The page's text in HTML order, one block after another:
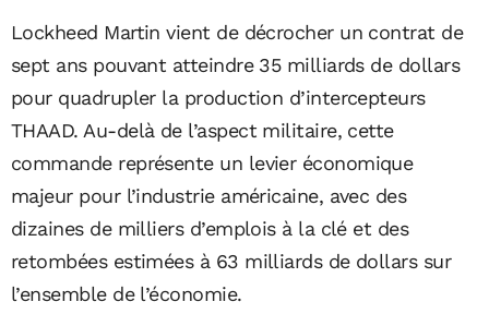
Lockheed Martin vient de décrocher un contrat de
sept ans pouvant atteindre 35 milliards de dollars
pour quadrupler la production d’intercepteurs
THAAD. Au-delà de l’aspect militaire, cette
commande représente un levier économique
majeur pour l’industrie américaine, avec des
dizaines de milliers d’emplois à la clé et des
retombées estimées à 63 milliards de dollars sur
l’ensemble de l’économie.